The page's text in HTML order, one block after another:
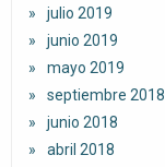
julio 2019
junio 2019
mayo 2019
septiembre 2018
junio 2018
abril 2018